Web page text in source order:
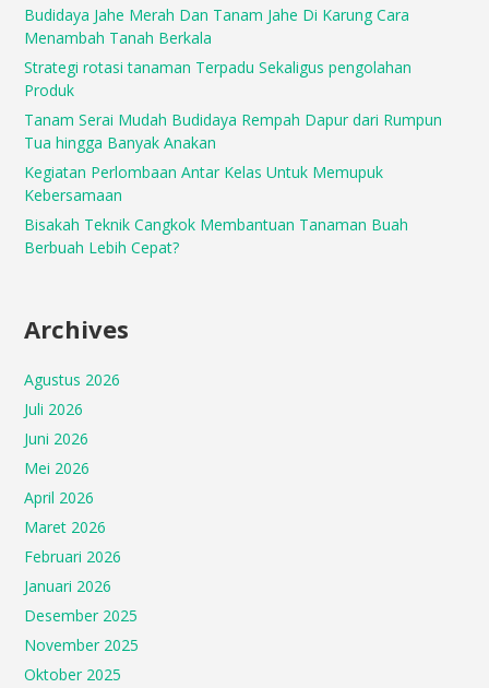
Budidaya Jahe Merah Dan Tanam Jahe Di Karung Cara
Menambah Tanah Berkala
Strategi rotasi tanaman Terpadu Sekaligus pengolahan
Produk
Tanam Serai Mudah Budidaya Rempah Dapur dari Rumpun
Tua hingga Banyak Anakan
Kegiatan Perlombaan Antar Kelas Untuk Memupuk
Kebersamaan
Bisakah Teknik Cangkok Membantuan Tanaman Buah
Berbuah Lebih Cepat?
Archives
Agustus 2026
Juli 2026
Juni 2026
Mei 2026
April 2026
Maret 2026
Februari 2026
Januari 2026
Desember 2025
November 2025
Oktober 2025